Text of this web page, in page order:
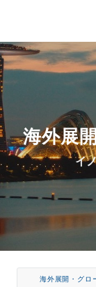
海外展
イ
海外展開・グロ